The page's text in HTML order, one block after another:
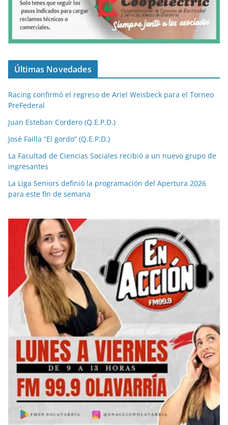
Últimas Novedades
Racing confirmó el regreso de Ariel Weisbeck para el Torneo
PreFederal
Juan Esteban Cordero (Q.E.P.D.)
José Failla “El gordo” (Q.E.P.D.)
La Facultad de Ciencias Sociales recibió a un nuevo grupo de
ingresantes
La Liga Seniors definió la programación del Apertura 2026
para este fin de semana